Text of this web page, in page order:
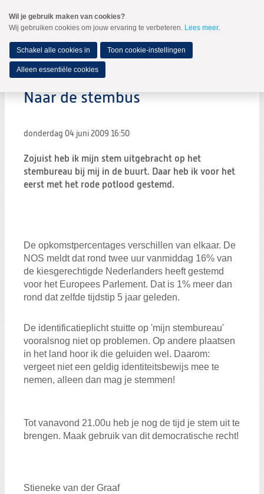
naar
Spring
de
inhoud
Spring
naar
hoofdmenu
MENU
Zoeken:
Zoeken
Naar de stembus
donderdag 04 juni 2009 16:50
Zojuist heb ik mijn stem uitgebracht op het
stembureau bij mij in de buurt. Daar heb ik voor het
eerst met het rode potlood gestemd.
De opkomstpercentages verschillen van elkaar. De
NOS meldt dat rond twee uur vanmiddag 16% van
de kiesgerechtigde Nederlanders heeft gestemd
voor het Europees Parlement. Dat is 1% meer dan
rond dat zelfde tijdstip 5 jaar geleden.
De identificatieplicht stuitte op 'mijn stembureau'
vooralsnog niet op problemen. Op andere plaatsen
in het land hoor ik die geluiden wel. Daarom:
vergeet niet een geldig identiteitsbewijs mee te
nemen, alleen dan mag je stemmen!
Tot vanavond 21.00u heb je nog de tijd je stem uit te
brengen. Maak gebruik van dit democratische recht!
Stieneke van der Graaf
Wil je gebruik maken van cookies?
Wij gebruiken cookies om jouw ervaring te verbeteren. Lees meer.
Schakel alle cookies in Toon cookie-instellingen
Alleen essentiële cookies